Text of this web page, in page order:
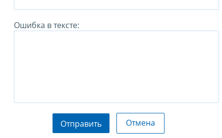
Ошибка в тексте:
Отправить Отмена